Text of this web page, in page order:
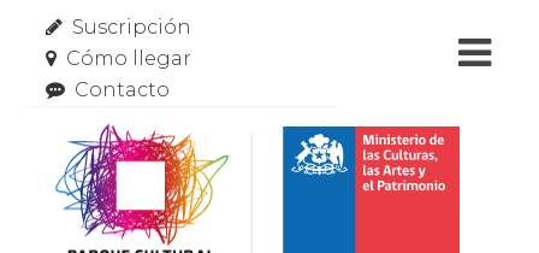
Suscripción
Cómo llegar
Contacto